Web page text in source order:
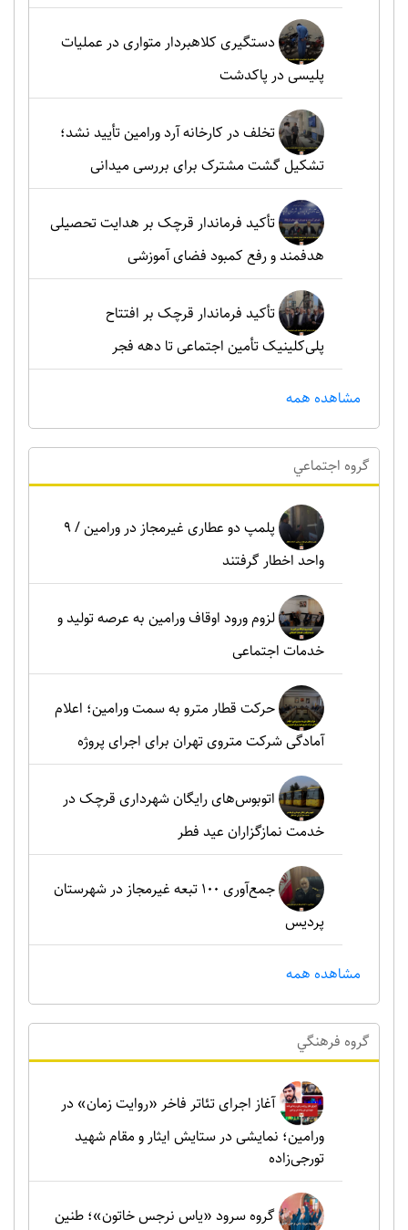
دستگیری کلاهبردار متواری در عملیات
پلیسی در پاکدشت
تخلف در کارخانه آرد ورامین تأیید نشد؛
تشکیل گشت مشترک برای بررسی میدانی
تأکید فرماندار قرچک بر هدایت تحصیلی
هدفمند و رفع کمبود فضای آموزشی
تأکید فرماندار قرچک بر افتتاح
پلی‌کلینیک تأمین اجتماعی تا دهه فجر
مشاهده همه
گروه اجتماعي
پلمپ دو عطاری غیرمجاز در ورامین / ۹
واحد اخطار گرفتند
لزوم ورود اوقاف ورامین به عرصه تولید و
خدمات اجتماعی
حرکت قطار مترو به سمت ورامین؛ اعلام
آمادگی شرکت متروی تهران برای اجرای پروژه
اتوبوس‌های رایگان شهرداری قرچک در
خدمت نمازگزاران عید فطر
جمع‌آوری ۱۰۰ تبعه غیرمجاز در شهرستان
پردیس
مشاهده همه
گروه فرهنگي
آغاز اجرای تئاتر فاخر «روایت زمان» در
ورامین؛ نمایشی در ستایش ایثار و مقام شهید
تورجی‌زاده
گروه سرود «یاس نرجس خاتون»؛ طنین